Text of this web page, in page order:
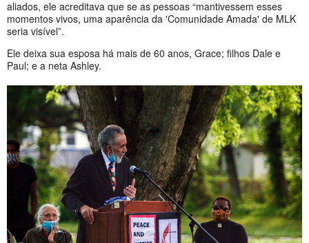
aliados, ele acreditava que se as pessoas “mantivessem esses
momentos vivos, uma aparência da 'Comunidade Amada' de MLK
seria visível”.
Ele deixa sua esposa há mais de 60 anos, Grace; filhos Dale e
Paul; e a neta Ashley.